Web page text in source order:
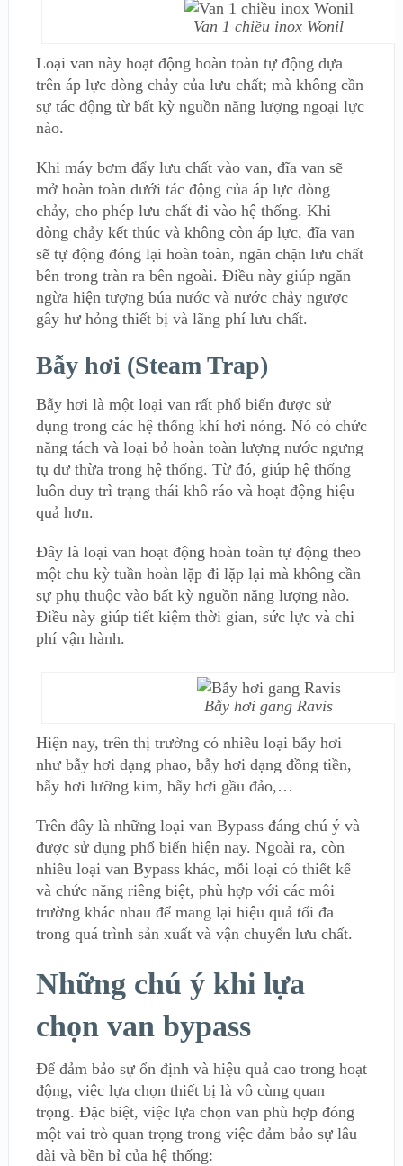
Van 1 chiều inox Wonil
Loại van này hoạt động hoàn toàn tự động dựa
trên áp lực dòng chảy của lưu chất; mà không cần
sự tác động từ bất kỳ nguồn năng lượng ngoại lực
nào.
Khi máy bơm đẩy lưu chất vào van, đĩa van sẽ
mở hoàn toàn dưới tác động của áp lực dòng
chảy, cho phép lưu chất đi vào hệ thống. Khi
dòng chảy kết thúc và không còn áp lực, đĩa van
sẽ tự động đóng lại hoàn toàn, ngăn chặn lưu chất
bên trong tràn ra bên ngoài. Điều này giúp ngăn
ngừa hiện tượng búa nước và nước chảy ngược
gây hư hỏng thiết bị và lãng phí lưu chất.
Bẫy hơi (Steam Trap)
Bẫy hơi là một loại van rất phổ biến được sử
dụng trong các hệ thống khí hơi nóng. Nó có chức
năng tách và loại bỏ hoàn toàn lượng nước ngưng
tụ dư thừa trong hệ thống. Từ đó, giúp hệ thống
luôn duy trì trạng thái khô ráo và hoạt động hiệu
quả hơn.
Đây là loại van hoạt động hoàn toàn tự động theo
một chu kỳ tuần hoàn lặp đi lặp lại mà không cần
sự phụ thuộc vào bất kỳ nguồn năng lượng nào.
Điều này giúp tiết kiệm thời gian, sức lực và chi
phí vận hành.
Bẫy hơi gang Ravis
Hiện nay, trên thị trường có nhiều loại bẫy hơi
như bẫy hơi dạng phao, bẫy hơi dạng đồng tiền,
bẫy hơi lưỡng kim, bẫy hơi gầu đảo,…
Trên đây là những loại van Bypass đáng chú ý và
được sử dụng phổ biến hiện nay. Ngoài ra, còn
nhiều loại van Bypass khác, mỗi loại có thiết kế
và chức năng riêng biệt, phù hợp với các môi
trường khác nhau để mang lại hiệu quả tối đa
trong quá trình sản xuất và vận chuyển lưu chất.
Những chú ý khi lựa
chọn van bypass
Để đảm bảo sự ổn định và hiệu quả cao trong hoạt
động, việc lựa chọn thiết bị là vô cùng quan
trọng. Đặc biệt, việc lựa chọn van phù hợp đóng
một vai trò quan trọng trong việc đảm bảo sự lâu
dài và bền bỉ của hệ thống: